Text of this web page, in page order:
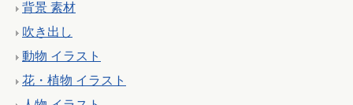
背景 素材
吹き出し
動物 イラスト
花・植物 イラスト